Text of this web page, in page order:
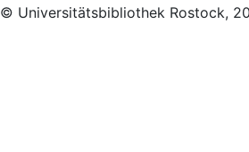
© Universitätsbibliothek Rostock,